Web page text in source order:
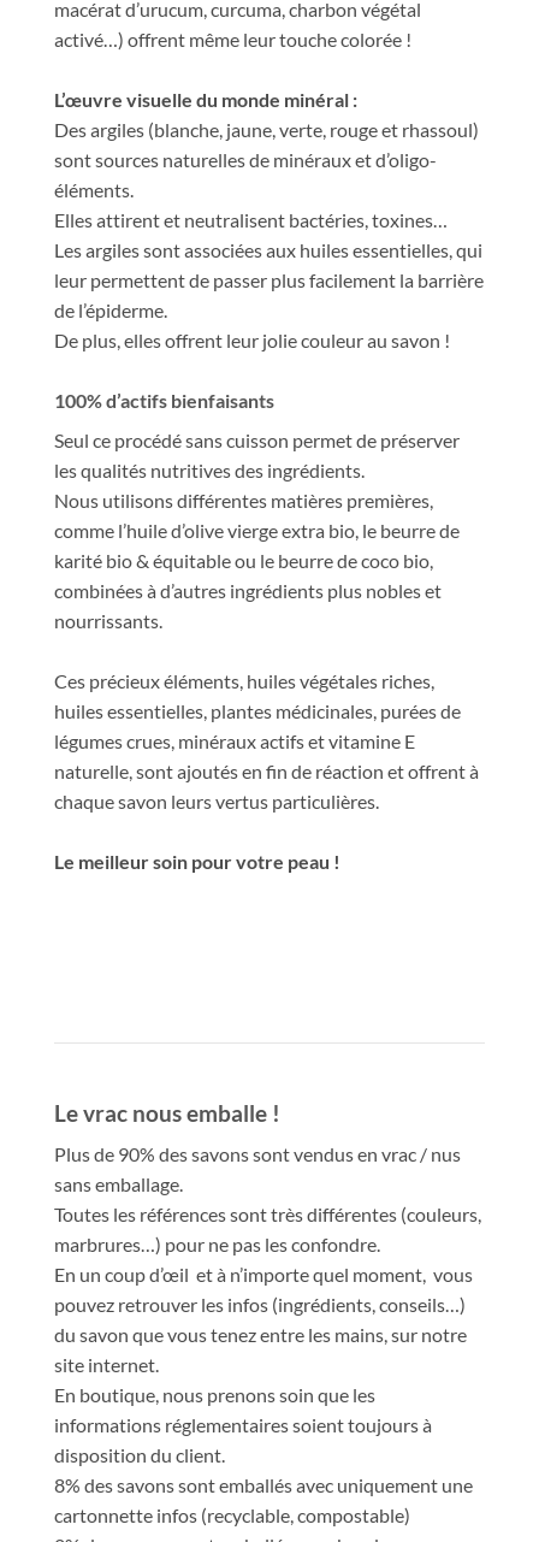
macérat d’urucum, curcuma, charbon végétal
activé…) offrent même leur touche colorée !
L’œuvre visuelle du monde minéral :
Des argiles (blanche, jaune, verte, rouge et rhassoul)
sont sources naturelles de minéraux et d’oligo-
éléments.
Elles attirent et neutralisent bactéries, toxines…
Les argiles sont associées aux huiles essentielles, qui
leur permettent de passer plus facilement la barrière
de l’épiderme.
De plus, elles offrent leur jolie couleur au savon !
100% d’actifs bienfaisants
Seul ce procédé sans cuisson permet de préserver
les qualités nutritives des ingrédients.
Nous utilisons différentes matières premières,
comme l’huile d’olive vierge extra bio, le beurre de
karité bio & équitable ou le beurre de coco bio,
combinées à d’autres ingrédients plus nobles et
nourrissants.
Ces précieux éléments, huiles végétales riches,
huiles essentielles, plantes médicinales, purées de
légumes crues, minéraux actifs et vitamine E
naturelle, sont ajoutés en fin de réaction et offrent à
chaque savon leurs vertus particulières.
Le meilleur soin pour votre peau !
Le vrac nous emballe !
Plus de 90% des savons sont vendus en vrac / nus
sans emballage.
Toutes les références sont très différentes (couleurs,
marbrures…) pour ne pas les confondre.
En un coup d’œil et à n’importe quel moment, vous
pouvez retrouver les infos (ingrédients, conseils…)
du savon que vous tenez entre les mains, sur notre
site internet.
En boutique, nous prenons soin que les
informations réglementaires soient toujours à
disposition du client.
8% des savons sont emballés avec uniquement une
cartonnette infos (recyclable, compostable)